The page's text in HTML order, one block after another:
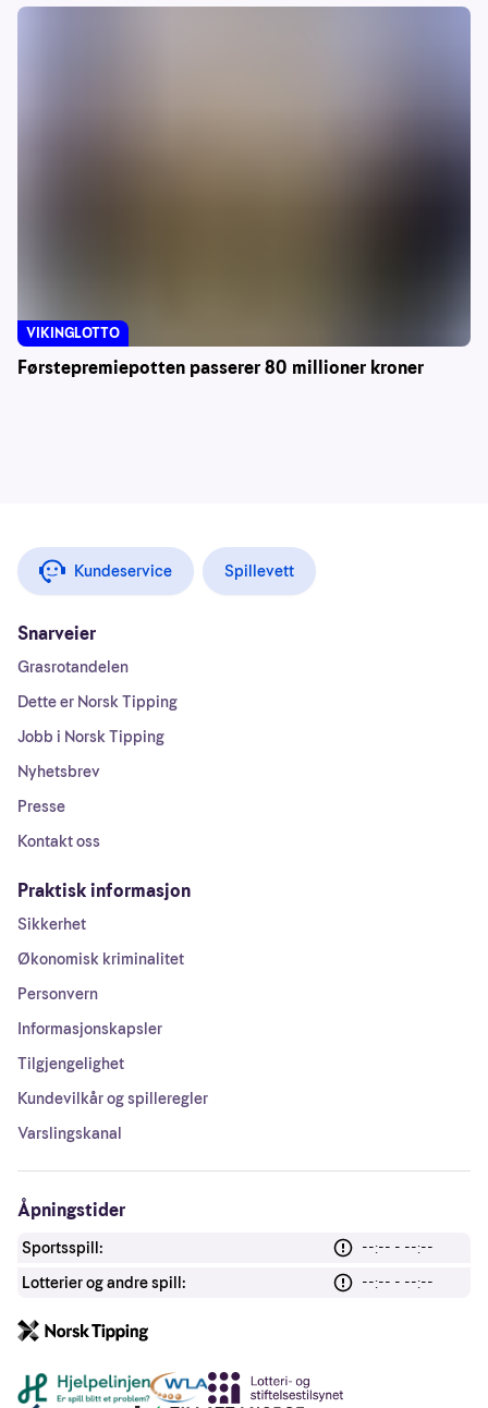
Førstepremiepotten passerer 80 millioner kroner
VIKINGLOTTO
Kundeservice Spillevett
Snarveier
Grasrotandelen
Dette er Norsk Tipping
Jobb i Norsk Tipping
Nyhetsbrev
Presse
Kontakt oss
Praktisk informasjon
Sikkerhet
Økonomisk kriminalitet
Personvern
Informasjonskapsler
Tilgjengelighet
Kundevilkår og spilleregler
Varslingskanal
Åpningstider
Sportsspill:
--:-- - --:--
Lotterier og andre spill:
--:-- - --:--
Andre lenker